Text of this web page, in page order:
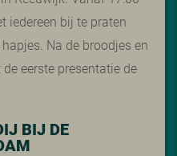
iedereen bij te praten
Na de broodjes en
eerste presentatie de
BIJ DE